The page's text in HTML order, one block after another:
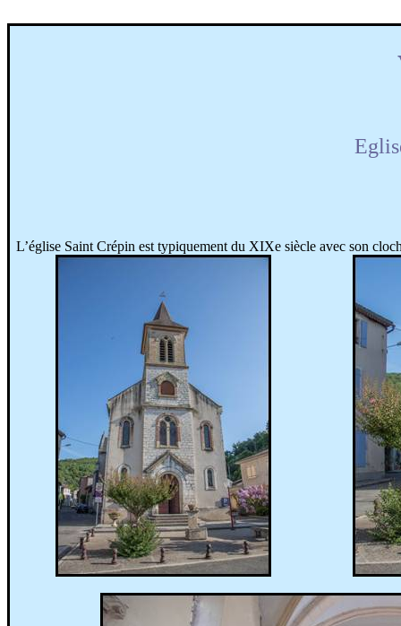
L’église Saint Crépin est typiquement du XIXe siècle avec son